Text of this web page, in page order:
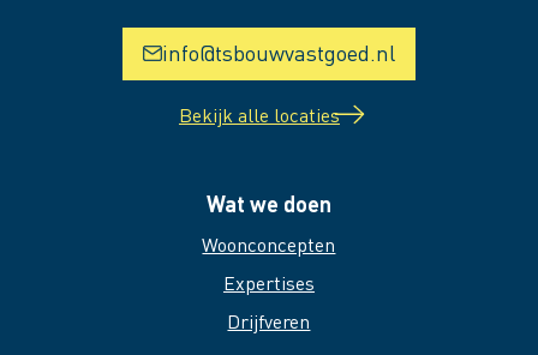
info@tsbouwvastgoed.nl
Bekijk alle locaties
Wat we doen
Woonconcepten
Expertises
Drijfveren